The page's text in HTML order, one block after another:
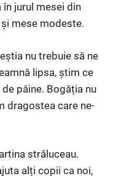
în jurul mesei din
mese modeste.
nu trebuie să ne
lipsa, știm ce
pâine. Bogăția nu
dragostea care ne-
străluceau.
alți copii ca noi,